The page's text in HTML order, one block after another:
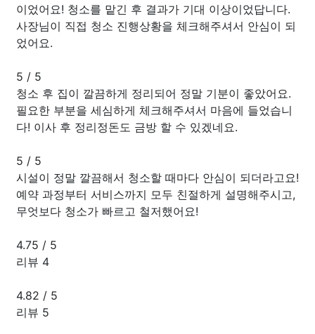
이었어요! 청소를 맡긴 후 결과가 기대 이상이었답니다.
사장님이 직접 청소 진행상황을 체크해주셔서 안심이 되
었어요.
5 / 5
청소 후 집이 깔끔하게 정리되어 정말 기분이 좋았어요.
필요한 부분을 세심하게 체크해주셔서 마음에 들었습니
다! 이사 후 정리정돈도 금방 할 수 있겠네요.
5 / 5
시설이 정말 깔끔해서 청소할 때마다 안심이 되더라고요!
예약 과정부터 서비스까지 모두 친절하게 설명해주시고,
무엇보다 청소가 빠르고 철저했어요!
4.75 / 5
리뷰 4
4.82 / 5
리뷰 5